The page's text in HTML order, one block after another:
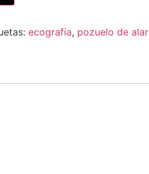
ecografía, pozuelo de